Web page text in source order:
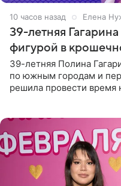
10 часов назад Елена
39-летняя
фигурой в
39-летняя Полина
по южным городам и
решила провести время